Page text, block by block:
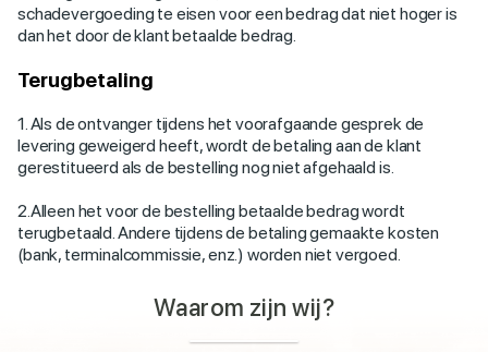
schadevergoeding te eisen voor een bedrag dat niet hoger is
dan het door de klant betaalde bedrag.
Terugbetaling
1. Als de ontvanger tijdens het voorafgaande gesprek de
levering geweigerd heeft, wordt de betaling aan de klant
gerestitueerd als de bestelling nog niet afgehaald is.
2.Alleen het voor de bestelling betaalde bedrag wordt
terugbetaald. Andere tijdens de betaling gemaakte kosten
(bank, terminalcommissie, enz.) worden niet vergoed.
Waarom zijn wij?